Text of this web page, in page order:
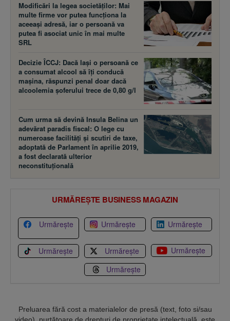
Modificări la legea societăţilor: Mai
multe firme vor putea funcţiona la
aceeaşi adresă, iar o persoană va
putea fi asociat unic în mai multe
SRL
Decizie ÎCCJ: Dacă laşi o persoană ce
a consumat alcool să îţi conducă
maşina, răspunzi penal doar dacă
alcoolemia şoferului trece de 0,80 g/l
Cum urma să devină Insula Belina un
adevărat paradis fiscal: O lege cu
numeroase facilităţi şi scutiri de taxe,
adoptată de Parlament în aprilie 2019,
a fost declarată ulterior
neconstituţională
URMĂREȘTE BUSINESS MAGAZIN
Urmărește Urmărește Urmărește
Urmărește Urmărește
Urmărește
Urmărește
Preluarea fără cost a materialelor de presă (text, foto si/sau